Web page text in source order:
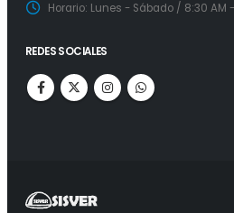
Horario: Lunes - Sábado / 8:30 AM -
REDES SOCIALES